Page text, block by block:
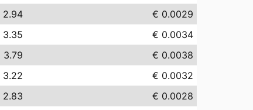
2.94
€ 0.0029
3.35
€ 0.0034
3.79
€ 0.0038
3.22
€ 0.0032
2.83
€ 0.0028